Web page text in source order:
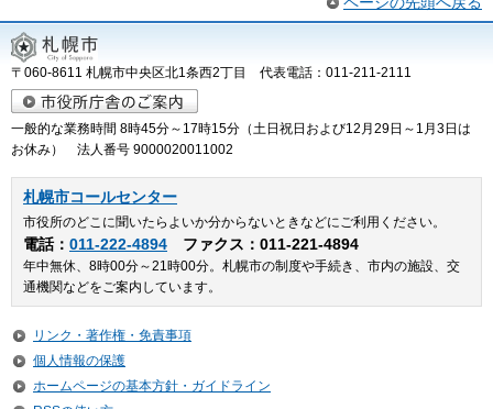
〒060-8611 札幌市中央区北1条西2丁目 代表電話：011-211-2111
一般的な業務時間 8時45分～17時15分（土日祝日および12月29日～1月3日は
お休み） 法人番号 9000020011002
札幌市コールセンター
市役所のどこに聞いたらよいか分からないときなどにご利用ください。
電話： 011-222-4894 ファクス：011-221-4894
年中無休、8時00分～21時00分。札幌市の制度や手続き、市内の施設、交
通機関などをご案内しています。
リンク・著作権・免責事項
個人情報の保護
ホームページの基本方針・ガイドライン